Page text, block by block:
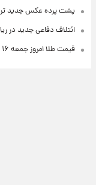
پشت پرده عکس جدید
ائتلاف دفاعی جدید در
قیمت طلا امروز جمعه ۱۶ مرداد ۱۴۰۵